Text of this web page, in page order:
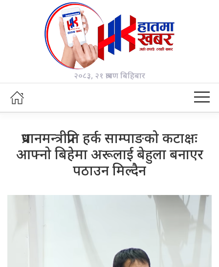
२०८३, २१ श्रावण बिहिबार
प्रधानमन्त्रीप्रति हर्क साम्पाङको कटाक्षः
आफ्नो बिहेमा अरूलाई बेहुला बनाएर
पठाउन मिल्दैन